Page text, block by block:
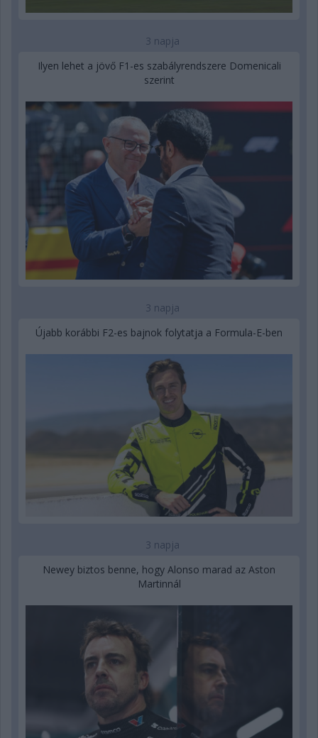
3 napja
Ilyen lehet a jövő F1-es szabályrendszere Domenicali
szerint
3 napja
Újabb korábbi F2-es bajnok folytatja a Formula-E-ben
3 napja
Newey biztos benne, hogy Alonso marad az Aston
Martinnál